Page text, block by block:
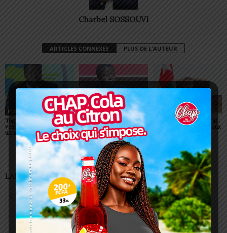
Charbel SOSSOUVI
ARTICLES CONNEXES PLUS DE L'AUTEUR
POLITIQUE
Togo: Faure Gnassingbé
veut faire du ciel africain
un moteur de prospérité
POLITIQUE
Togo : visa supprimé pour
tous les Africains
POLITIQUE
Togo/ Corps préfectoral :
neuf nouvelles figures aux
LAISSER UN COMMENTAIRE